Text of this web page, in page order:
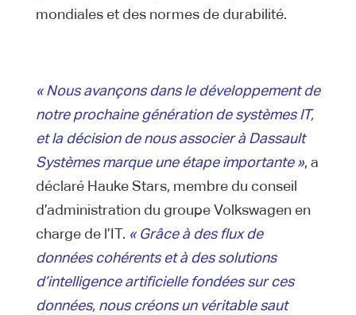
mondiales et des normes de durabilité.
« Nous avançons dans le développement de
notre prochaine génération de systèmes IT,
et la décision de nous associer à Dassault
Systèmes marque une étape importante », a
déclaré Hauke Stars, membre du conseil
d’administration du groupe Volkswagen en
charge de l’IT. « Grâce à des flux de
données cohérents et à des solutions
d’intelligence artificielle fondées sur ces
données, nous créons un véritable saut